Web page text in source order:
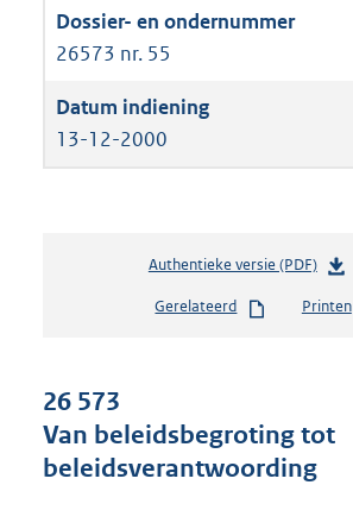
26573 nr. 55
13-12-2000
Authentieke versie (PDF)b
s
s
g
Gerelateerd Printen
26 573
Van beleidsbegroting tot
beleidsverantwoording